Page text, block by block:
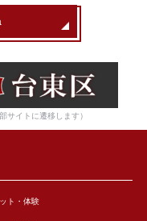
部サイトに遷移します）
ト・体験